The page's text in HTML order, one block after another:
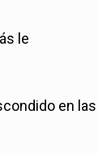
le
en las